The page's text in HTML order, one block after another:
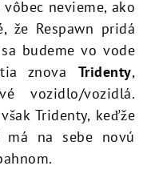
nevieme, ako
že Respawn pridá
budeme vo vode
znova Tridenty,
vozidlo/vozidlá.
Tridenty, keďže
má na sebe novú